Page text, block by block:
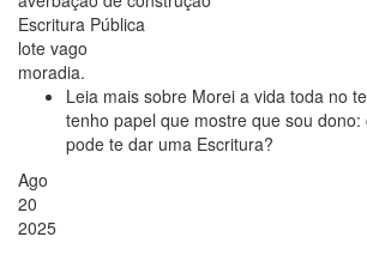
Escritura Pública
lote vago
moradia.
Leia mais sobre Morei a vida toda no
tenho papel que mostre que sou dono:
pode te dar uma Escritura?
Ago
20
2025